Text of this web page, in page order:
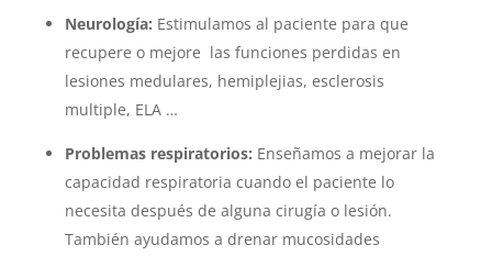
Neurología: Estimulamos al paciente para que
recupere o mejore las funciones perdidas en
lesiones medulares, hemiplejias, esclerosis
multiple, ELA …
Problemas respiratorios: Enseñamos a mejorar la
capacidad respiratoria cuando el paciente lo
necesita después de alguna cirugía o lesión.
También ayudamos a drenar mucosidades